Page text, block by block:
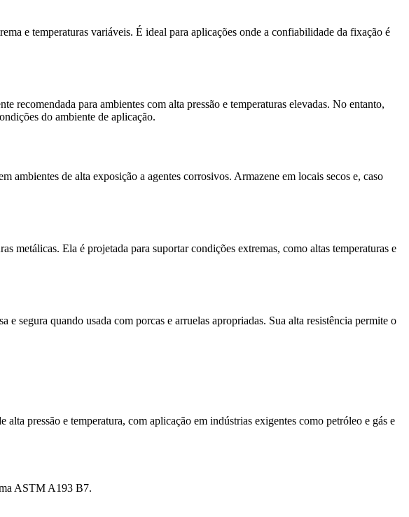
e temperaturas variáveis. É ideal para aplicações onde a confiabilidade da fixação é
recomendada para ambientes com alta pressão e temperaturas elevadas. No entanto,
do ambiente de aplicação.
ambientes de alta exposição a agentes corrosivos. Armazene em locais secos e, caso
metálicas. Ela é projetada para suportar condições extremas, como altas temperaturas e
segura quando usada com porcas e arruelas apropriadas. Sua alta resistência permite o
pressão e temperatura, com aplicação em indústrias exigentes como petróleo e gás e
ASTM A193 B7.